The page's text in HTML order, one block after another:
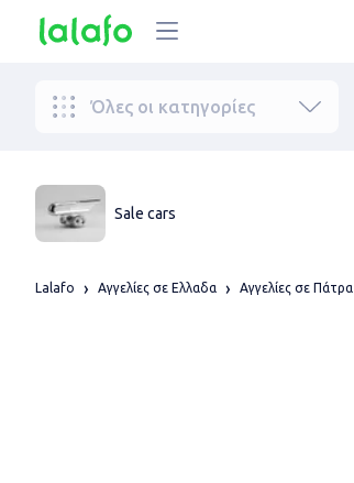
Όλες οι κατηγορίες
Sale cars
Lalafo Αγγελίες σε Ελλαδα Αγγελίες σε Πάτρα